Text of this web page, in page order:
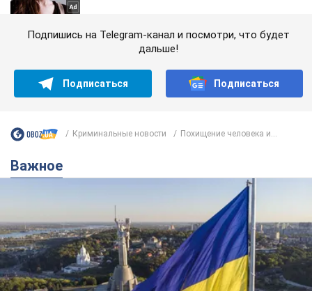
Подпишись на Telegram-канал и посмотри, что будет
дальше!
Подписаться Подписаться
Криминальные новости Похищение человека и...
Важное